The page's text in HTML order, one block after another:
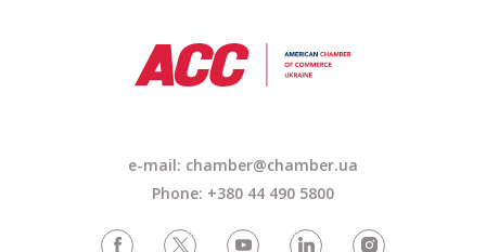
e-mail: chamber@chamber.ua
Phone: +380 44 490 5800